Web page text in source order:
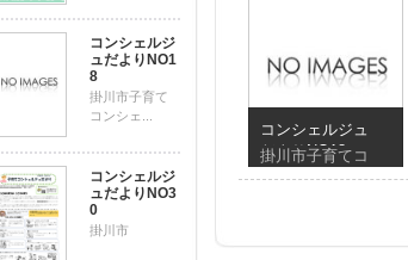
コンシェルジ
ュだよりNO1
8
掛川市子育て
コンシェ...
コンシェルジ
ュだよりNO3
0
掛川市
コンシェルジュ
だよりNO18
掛川市子育てコ